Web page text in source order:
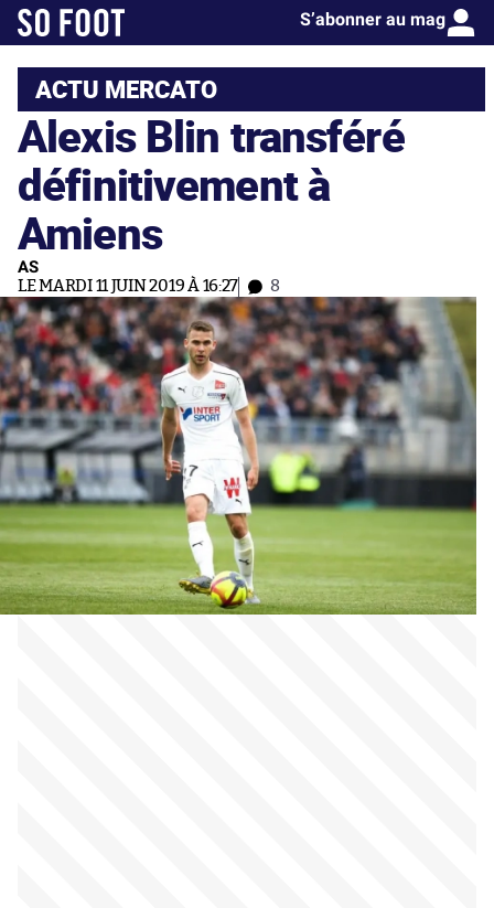
S’abonner au mag
ACTU MERCATO
Alexis Blin transféré
définitivement à
Amiens
AS
LE MARDI 11 JUIN 2019 À 16:27 8